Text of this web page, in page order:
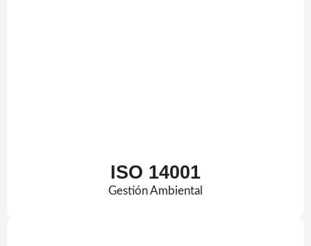
ISO 14001
Gestión Ambiental